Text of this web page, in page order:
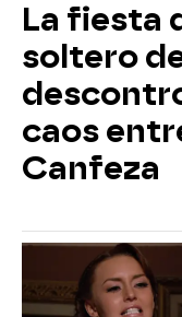
La fiesta
soltero
caos
Canfeza